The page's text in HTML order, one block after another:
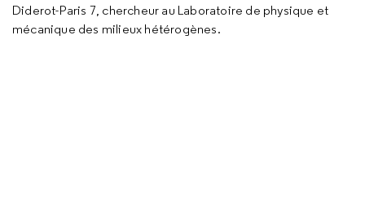
Diderot-Paris 7, chercheur au Laboratoire de physique et
mécanique des milieux hétérogènes.